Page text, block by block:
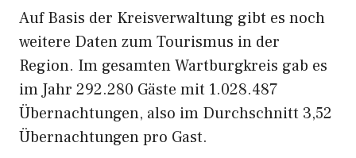
Auf Basis der Kreisverwaltung gibt es noch
weitere Daten zum Tourismus in der
Region. Im gesamten Wartburgkreis gab es
im Jahr 292.280 Gäste mit 1.028.487
Übernachtungen, also im Durchschnitt 3,52
Übernachtungen pro Gast.